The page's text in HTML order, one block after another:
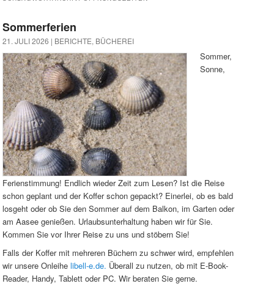
Sommerferien
21. JULI 2026 | BERICHTE, BÜCHEREI
Sommer,
Sonne,
Ferienstimmung! Endlich wieder Zeit zum Lesen? Ist die Reise
schon geplant und der Koffer schon gepackt? Einerlei, ob es bald
losgeht oder ob Sie den Sommer auf dem Balkon, im Garten oder
am Aasee genießen. Urlaubsunterhaltung haben wir für Sie.
Kommen Sie vor Ihrer Reise zu uns und stöbern Sie!
Falls der Koffer mit mehreren Büchern zu schwer wird, empfehlen
wir unsere Onleihelibell-e.de. Überall zu nutzen, ob mit E-Book-
Reader, Handy, Tablett oder PC. Wir beraten Sie gerne.